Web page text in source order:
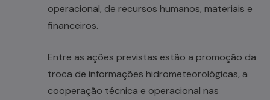
operacional, de recursos humanos, materiais e
financeiros.
Entre as ações previstas estão a promoção da
troca de informações hidrometeorológicas, a
cooperação técnica e operacional nas